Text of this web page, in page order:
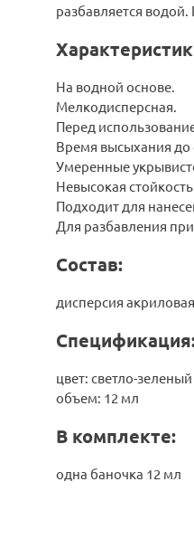
разбавляется
На водной основе.
Мелкодисперсная.
Перед
Время высыхания до
Умеренные
Невысокая
Подходит для
Для разбавления
Состав:
дисперсия
цвет: светло-зеленый
объем: 12 мл
В комплекте:
одна баночка 12 мл